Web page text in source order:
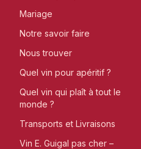
Mariage
Notre savoir faire
Nous trouver
Quel vin pour apéritif ?
Quel vin qui plaît à tout le
monde ?
Transports et Livraisons
Vin E. Guigal pas cher –